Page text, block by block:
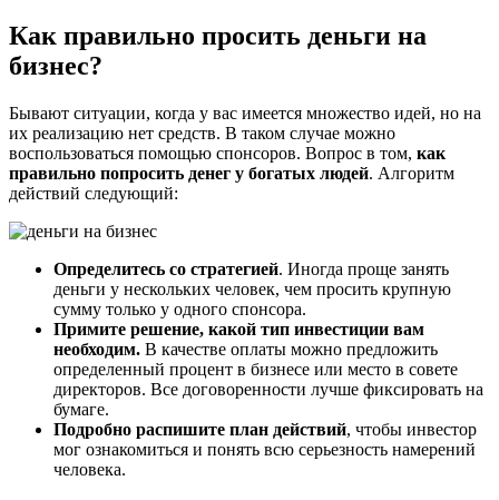
Как правильно просить деньги на
бизнес?
Бывают ситуации, когда у вас имеется множество идей, но на
их реализацию нет средств. В таком случае можно
воспользоваться помощью спонсоров. Вопрос в том, как
правильно попросить денег у богатых людей. Алгоритм
действий следующий:
Определитесь со стратегией. Иногда проще занять
деньги у нескольких человек, чем просить крупную
сумму только у одного спонсора.
Примите решение, какой тип инвестиции вам
необходим. В качестве оплаты можно предложить
определенный процент в бизнесе или место в совете
директоров. Все договоренности лучше фиксировать на
бумаге.
Подробно распишите план действий, чтобы инвестор
мог ознакомиться и понять всю серьезность намерений
человека.